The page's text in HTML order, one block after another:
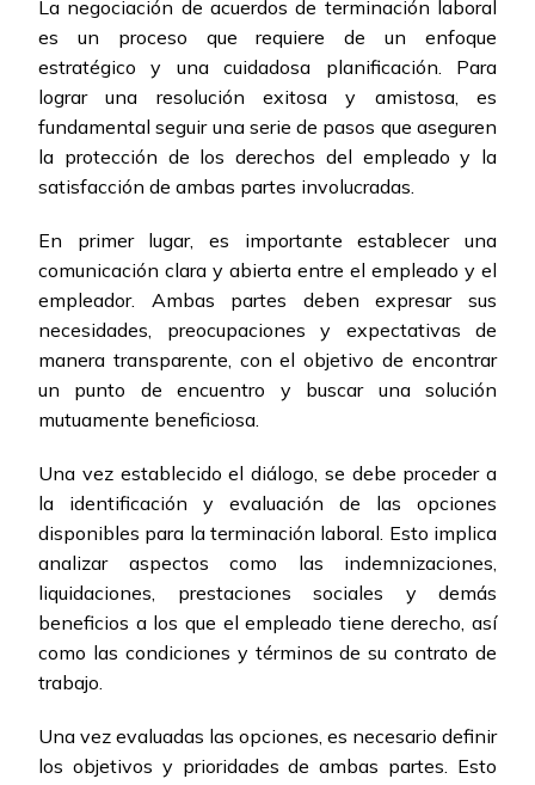
La negociación de acuerdos de terminación laboral
es un proceso que requiere de un enfoque
estratégico y una cuidadosa planificación. Para
lograr una resolución exitosa y amistosa, es
fundamental seguir una serie de pasos que aseguren
la protección de los derechos del empleado y la
satisfacción de ambas partes involucradas.
En primer lugar, es importante establecer una
comunicación clara y abierta entre el empleado y el
empleador. Ambas partes deben expresar sus
necesidades, preocupaciones y expectativas de
manera transparente, con el objetivo de encontrar
un punto de encuentro y buscar una solución
mutuamente beneficiosa.
Una vez establecido el diálogo, se debe proceder a
la identificación y evaluación de las opciones
disponibles para la terminación laboral. Esto implica
analizar aspectos como las indemnizaciones,
liquidaciones, prestaciones sociales y demás
beneficios a los que el empleado tiene derecho, así
como las condiciones y términos de su contrato de
trabajo.
Una vez evaluadas las opciones, es necesario definir
los objetivos y prioridades de ambas partes. Esto